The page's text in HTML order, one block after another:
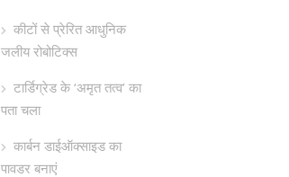
कीटों से प्रेरित आधुनिक
जलीय रोबोटिक्स
टार्डिग्रेड के ‘अमृत तत्व’ का
पता चला
कार्बन डाईऑक्साइड का
पावडर बनाएं